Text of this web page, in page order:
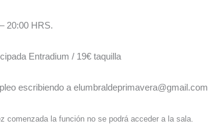
20:00 HRS.
Entradium / 19€ taquilla
escribiendo a elumbraldeprimavera@gmail.com
la función no se podrá acceder a la sala.